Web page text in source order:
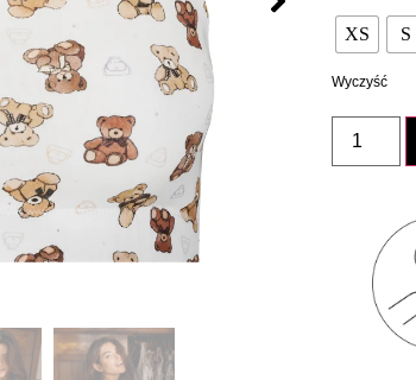
XS S
Wyczyść